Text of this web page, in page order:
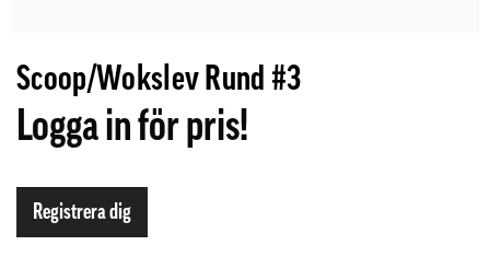
Scoop/Wokslev Rund #3
Logga in för pris!
Registrera dig